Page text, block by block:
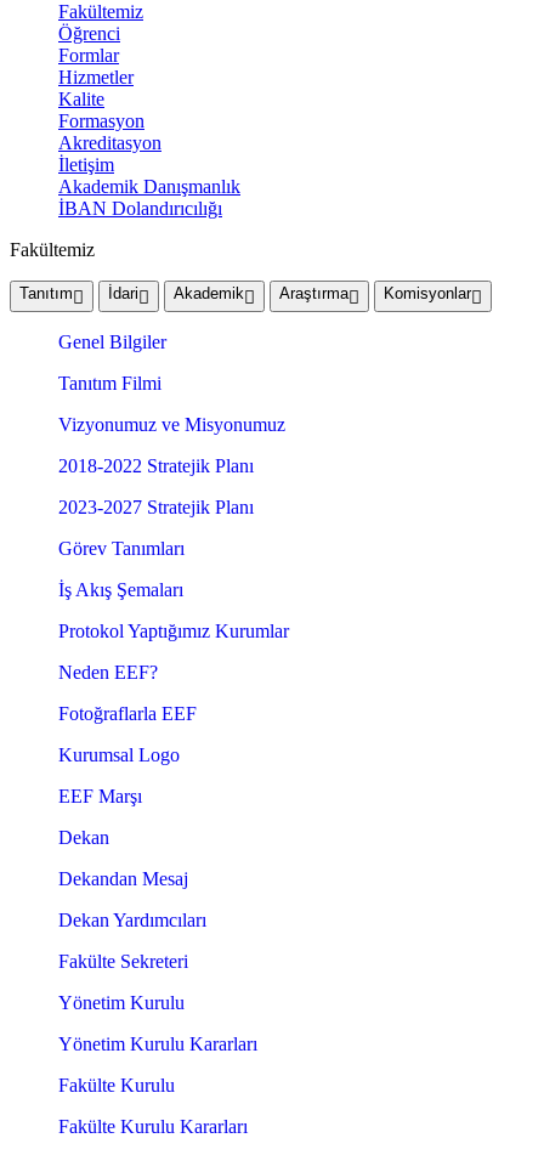
Fakültemiz
Öğrenci
Formlar
Hizmetler
Kalite
Formasyon
Akreditasyon
İletişim
Akademik Danışmanlık
İBAN Dolandırıcılığı
Fakültemiz
Tanıtım İdari Akademik Araştırma Komisyonlar
Genel Bilgiler
Tanıtım Filmi
Vizyonumuz ve Misyonumuz
2018-2022 Stratejik Planı
2023-2027 Stratejik Planı
Görev Tanımları
İş Akış Şemaları
Protokol Yaptığımız Kurumlar
Neden EEF?
Fotoğraflarla EEF
Kurumsal Logo
EEF Marşı
Dekan
Dekandan Mesaj
Dekan Yardımcıları
Fakülte Sekreteri
Yönetim Kurulu
Yönetim Kurulu Kararları
Fakülte Kurulu
Fakülte Kurulu Kararları